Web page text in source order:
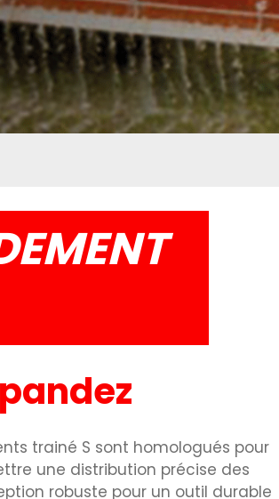
trainé S sont homologués pour
une distribution précise des
robuste pour un outil durable